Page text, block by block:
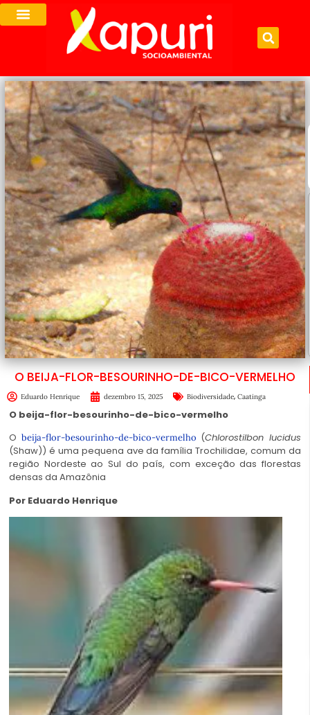
O BEIJA-FLOR-BESOURINHO-DE-BICO-VERMELHO
Eduardo Henrique dezembro 15, 2025 Biodiversidade, Caatinga
O beija-flor-besourinho-de-bico-vermelho
O beija-flor-besourinho-de-bico-vermelho (Chlorostilbon lucidus
(Shaw)) é uma pequena ave da família Trochilidae, comum da
região Nordeste ao Sul do país, com exceção das florestas
densas da Amazônia
Por Eduardo Henrique